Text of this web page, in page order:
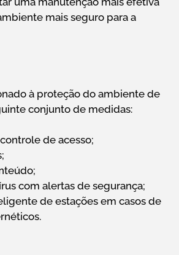
mais seguro para a
à proteção do ambiente de
conjunto de medidas:
de acesso;
com alertas de segurança;
de estações em casos de